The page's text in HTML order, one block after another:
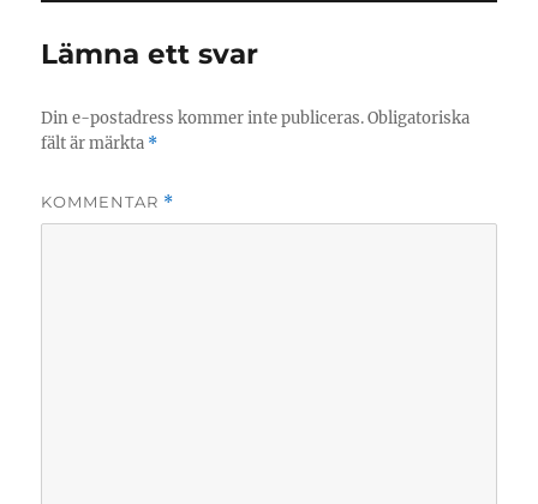
Lämna ett svar
Din e-postadress kommer inte publiceras. Obligatoriska
fält är märkta *
KOMMENTAR *